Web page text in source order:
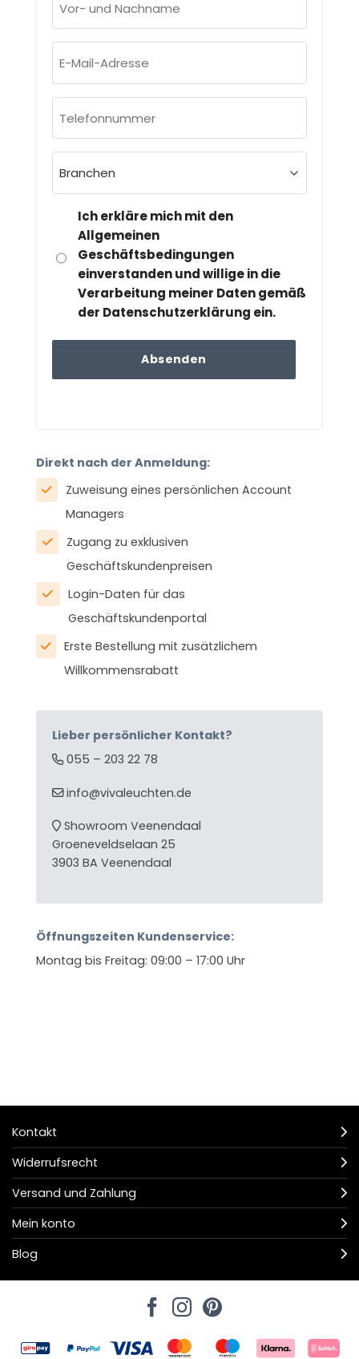
und
(erforderlich)
Mail-
(erforderlich)
(erforderlich)
(erforderlich)
DSGVO
DATENSCHUTZ
(ERFORDERLICH)
Ich erkläre mich mit den
Allgemeinen
Geschäftsbedingungen
einverstanden und willige in die
Verarbeitung meiner Daten gemäß
der Datenschutzerklärung ein.
Direkt nach der Anmeldung:
Zuweisung eines persönlichen Account
Managers
Zugang zu exklusiven
Geschäftskundenpreisen
Login-Daten für das
Geschäftskundenportal
Erste Bestellung mit zusätzlichem
Willkommensrabatt
Lieber persönlicher Kontakt?
055 – 203 22 78
info@vivaleuchten.de
Showroom Veenendaal
Groeneveldselaan 25
3903 BA Veenendaal
Öffnungszeiten Kundenservice:
Montag bis Freitag: 09:00 – 17:00 Uhr
Kontakt
Widerrufsrecht
Versand und Zahlung
Mein konto
Blog